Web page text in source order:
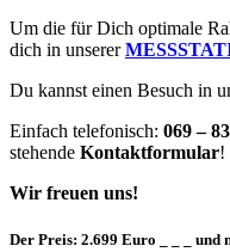
Um die für Dich optimale
dich in unserer
Du kannst einen Besuch in
Einfach telefonisch: 069 –
stehende Kontaktformular!
Wir freuen uns!
Der Preis: 2.699 Euro _ _ _ und